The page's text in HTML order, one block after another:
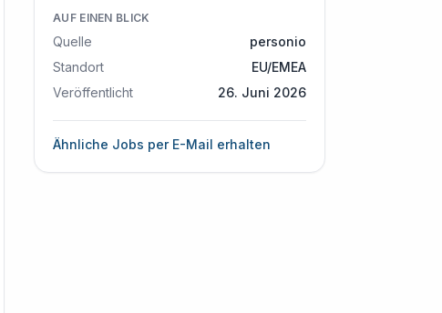
AUF EINEN BLICK
Quelle
personio
Standort
EU/EMEA
Veröffentlicht
26. Juni 2026
Ähnliche Jobs per E-Mail erhalten